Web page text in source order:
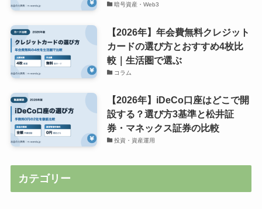
暗号資産・Web3
【2026年】年会費無料クレジット
カードの選び方とおすすめ4枚比
較｜生活圏で選ぶ
コラム
【2026年】iDeCo口座はどこで開
設する？選び方3基準と松井証
券・マネックス証券の比較
投資・資産運用
カテゴリー